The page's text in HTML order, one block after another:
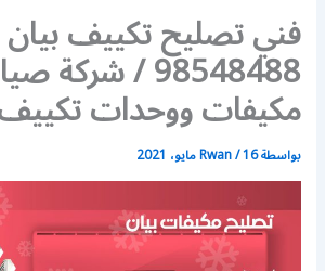
فني تصليح تكييف
98548488 /
مكيفات ووحدات
بواسطة Rwan/16 مايو، 2021